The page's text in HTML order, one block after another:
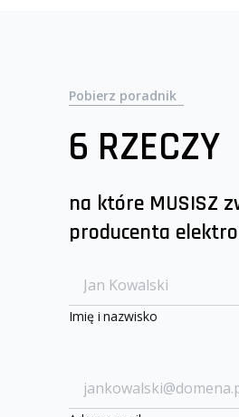
Pobierz poradnik
6 RZECZY
na które MUSISZ
producenta
Imię i nazwisko